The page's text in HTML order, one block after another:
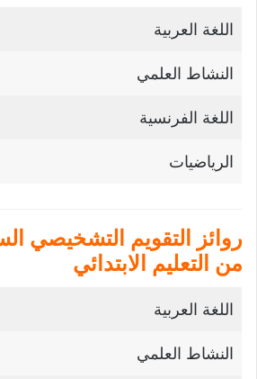
اللغة العربية
النشاط العلمي
اللغة الفرنسية
الرياضيات
روائز التقويم التشخيصي
من التعليم الابتدائي
اللغة العربية
النشاط العلمي